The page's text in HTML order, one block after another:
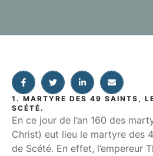
1. MARTYRE DES 49 SAINTS,
SCÉTÉ.
En ce jour de l’an 160 des
Christ) eut lieu le martyre des
de Scété. En effet, l’empereur